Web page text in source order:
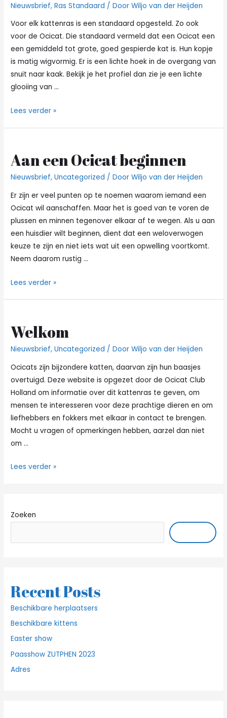
Nieuwsbrief,Ras Standaard / DoorWiljo van der Heijden
Voor elk kattenras is een standaard opgesteld. Zo ook
voor de Ocicat. Die standaard vermeld dat een Ocicat een
een gemiddeld tot grote, goed gespierde kat is. Hun kopje
is matig wigvormig. Er is een lichte hoek in de overgang van
snuit naar kaak. Bekijk je het profiel dan zie je een lichte
glooiing van …
Rasstandaard
Lees verder »
Aan een Ocicat beginnen
Nieuwsbrief,Uncategorized / DoorWiljo van der Heijden
Er zijn er veel punten op te noemen waarom iemand een
Ocicat wil aanschaffen. Maar het is goed van te voren de
plussen en minnen tegenover elkaar af te wegen. Als u aan
een huisdier wilt beginnen, dient dat een weloverwogen
keuze te zijn en niet iets wat uit een opwelling voortkomt.
Neem daarom rustig …
Aan
Lees verder »
Welkom
Nieuwsbrief,Uncategorized / DoorWiljo van der Heijden
Ocicats zijn bijzondere katten, daarvan zijn hun baasjes
overtuigd. Deze website is opgezet door de Ocicat Club
Holland om informatie over dit kattenras te geven, om
mensen te interesseren voor deze prachtige dieren en om
liefhebbers en fokkers met elkaar in contact te brengen.
Mocht u vragen of opmerkingen hebben, aarzel dan niet
om …
Welkom
Lees verder »
Zoeken
Recent Posts
Beschikbare herplaatsers
Beschikbare kittens
Easter show
Paasshow ZUTPHEN 2023
Adres